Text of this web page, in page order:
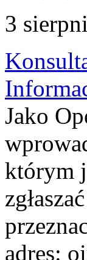
3
Jako
którym
adres: